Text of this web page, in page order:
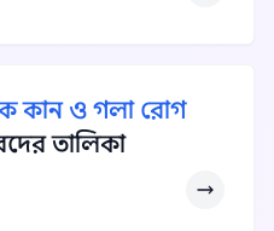
কান ও গলা রোগ
তালিকা